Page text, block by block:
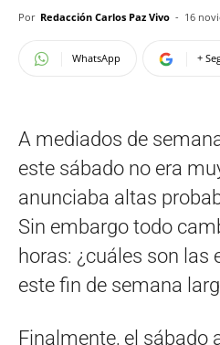
Por Redacción Carlos Paz Vivo - 16
WhatsApp +
A mediados de
este sábado no era
anunciaba altas
Sin embargo todo
horas: ¿cuáles son las
este fin de semana
Finalmente, el sábado